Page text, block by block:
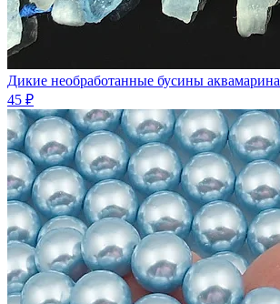
Дикие необработанные бусины аквамарина
45 ₽